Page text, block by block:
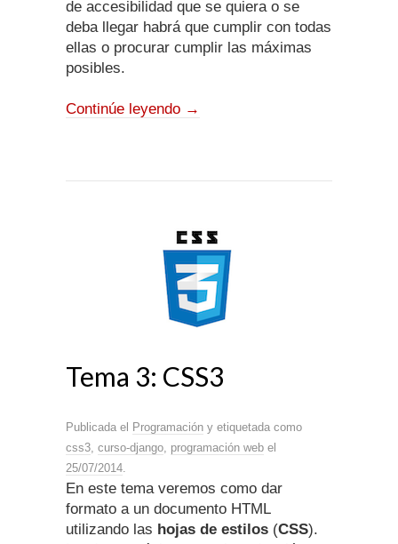
de accesibilidad que se quiera o se
deba llegar habrá que cumplir con todas
ellas o procurar cumplir las máximas
posibles.
Continúe leyendo →
Tema 3: CSS3
Publicada el Programación y etiquetada como
css3, curso-django, programación web el
25/07/2014.
En este tema veremos como dar
formato a un documento HTML
utilizando las hojas de estilos (CSS).